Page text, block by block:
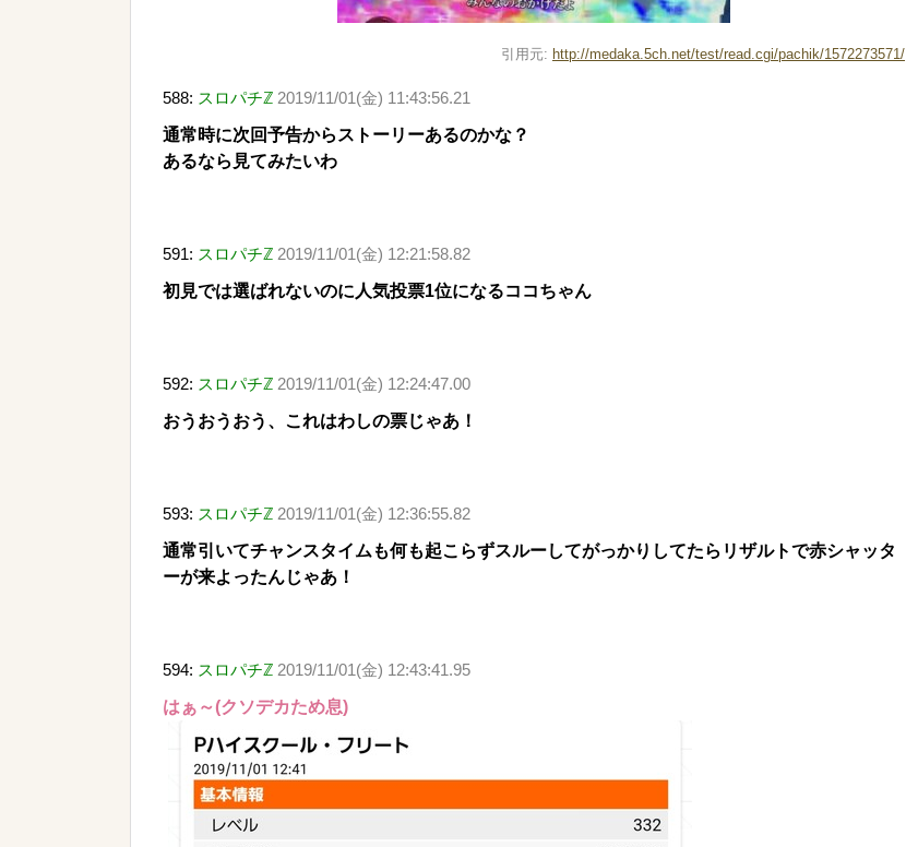
引用元: http://medaka.5ch.net/test/read.cgi/pachik/1572273571/
588: スロパチℤ 2019/11/01(金) 11:43:56.21
通常時に次回予告からストーリーあるのかな？
あるなら見てみたいわ
591: スロパチℤ 2019/11/01(金) 12:21:58.82
初見では選ばれないのに人気投票1位になるココちゃん
592: スロパチℤ 2019/11/01(金) 12:24:47.00
おうおうおう、これはわしの票じゃあ！
593: スロパチℤ 2019/11/01(金) 12:36:55.82
通常引いてチャンスタイムも何も起こらずスルーしてがっかりしてたらリザルトで赤シャッタ
ーが来よったんじゃあ！
594: スロパチℤ 2019/11/01(金) 12:43:41.95
はぁ～(クソデカため息)